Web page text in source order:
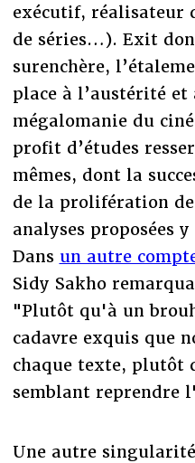
exécutif, réalisateur
de séries…). Exit
surenchère,
place à l’austérité et
mégalomanie du
profit d’études
mêmes, dont la
de la prolifération de
analyses proposées
Dans un autre
Sidy Sakho
"Plutôt qu'à un
cadavre exquis que
chaque texte, plutôt
semblant reprendre
Une autre